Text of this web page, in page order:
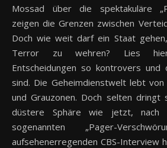
Mossad über die spektakuläre
zeigen die Grenzen zwischen
Doch wie weit darf ein Staat
Terror zu wehren? Lies
Entscheidungen so kontrovers und
sind. Die Geheimdienstwelt lebt von
und Grauzonen. Doch selten dringt
düstere Sphäre wie jetzt, nach
sogenannten „Pager-
aufsehenerregenden CBS-Interview